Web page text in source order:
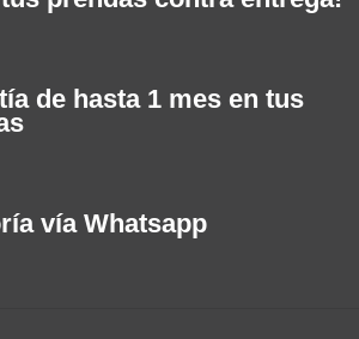
de hasta 1 mes en tus
vía Whatsapp